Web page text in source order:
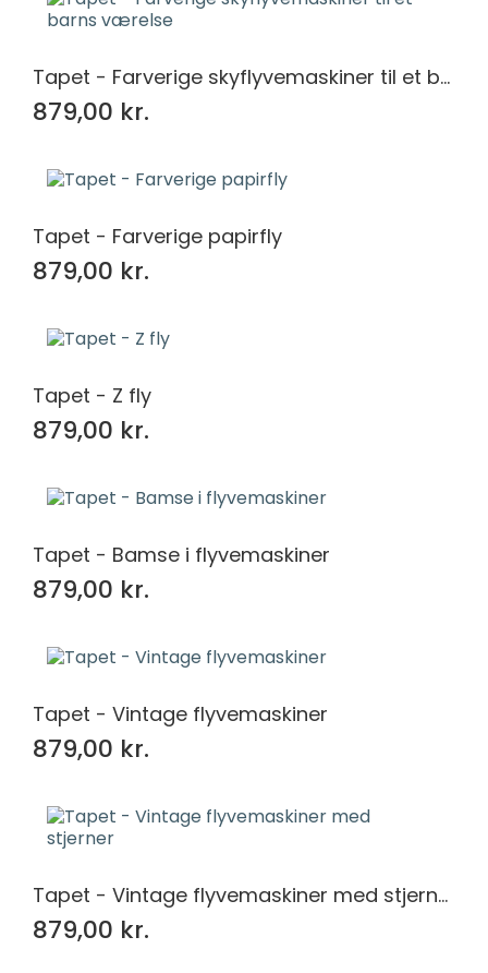
Tapet - Farverige skyflyvemaskiner til et barns værelse
879,00 kr.
Tapet - Farverige papirfly
879,00 kr.
Tapet - Z fly
879,00 kr.
Tapet - Bamse i flyvemaskiner
879,00 kr.
Tapet - Vintage flyvemaskiner
879,00 kr.
Tapet - Vintage flyvemaskiner med stjerner
879,00 kr.